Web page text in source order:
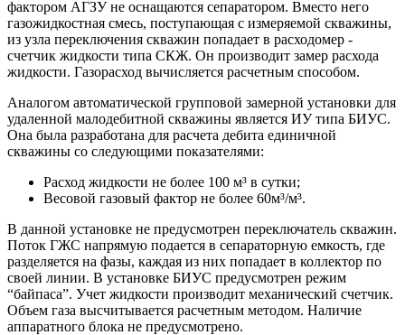
фактором АГЗУ не оснащаются сепаратором. Вместо него
газожидкостная смесь, поступающая с измеряемой скважины,
из узла переключения скважин попадает в расходомер -
счетчик жидкости типа СКЖ. Он производит замер расхода
жидкости. Газорасход вычисляется расчетным способом.
Аналогом автоматической групповой замерной установки для
удаленной малодебитной скважины является ИУ типа БИУС.
Она была разработана для расчета дебита единичной
скважины со следующими показателями:
Расход жидкости не более 100 м³ в сутки;
Весовой газовый фактор не более 60м³/м³.
В данной установке не предусмотрен переключатель скважин.
Поток ГЖС напрямую подается в сепараторную емкость, где
разделяется на фазы, каждая из них попадает в коллектор по
своей линии. В установке БИУС предусмотрен режим
“байпаса”. Учет жидкости производит механический счетчик.
Объем газа высчитывается расчетным методом. Наличие
аппаратного блока не предусмотрено.